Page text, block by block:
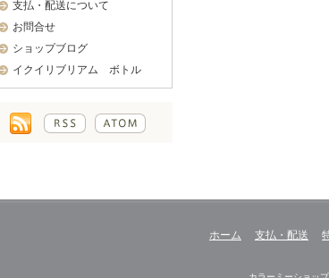
支払・配送について
お問合せ
ショップブログ
イクイリブリアム ボトル
ホーム 支払・配送